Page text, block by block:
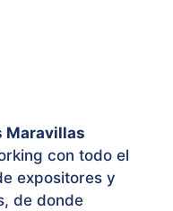
Maravillas
con todo el
expositores y
de donde